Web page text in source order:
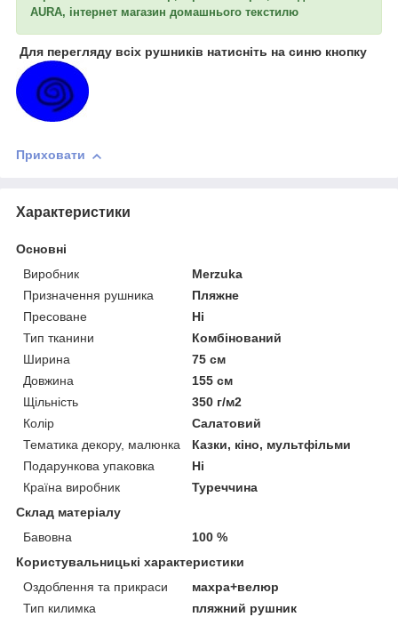
AURA, інтернет магазин домашнього текстилю
Для перегляду всіх рушників натисніть на синю кнопку
Приховати
Характеристики
Основні
Виробник
Merzuka
Призначення рушника
Пляжне
Пресоване
Ні
Тип тканини
Комбінований
Ширина
75 см
Довжина
155 см
Щільність
350 г/м2
Колір
Салатовий
Тематика декору, малюнка
Казки, кіно, мультфільми
Подарункова упаковка
Ні
Країна виробник
Туреччина
Склад матеріалу
Бавовна
100 %
Користувальницькі характеристики
Оздоблення та прикраси
махра+велюр
Тип килимка
пляжний рушник